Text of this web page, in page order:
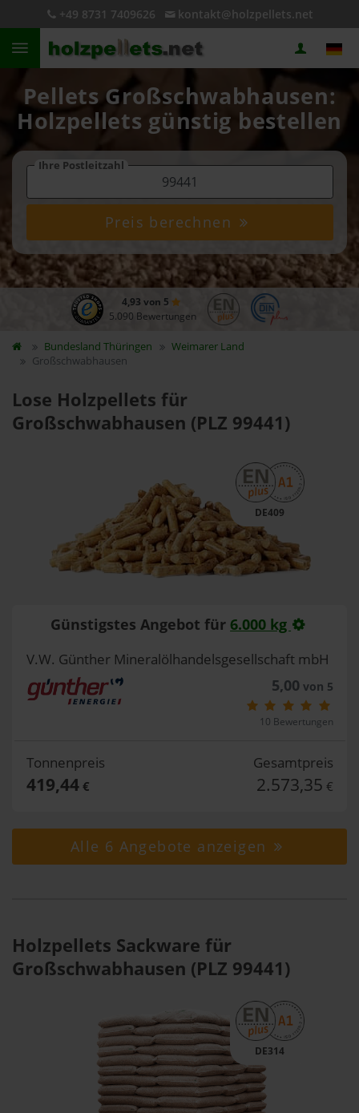
+49 8731 7409626 kontakt@holzpellets.net
Pellets Großschwabhausen:
Holzpellets günstig bestellen
Ihre Postleitzahl
Preis berechnen
4,93 von 5
5.090 Bewertungen
Bundesland Thüringen
Weimarer Land
Großschwabhausen
Lose Holzpellets für
Großschwabhausen (PLZ 99441)
DE409
Günstigstes Angebot für 6.000 kg
V.W. Günther Mineralölhandelsgesellschaft mbH
5,00 von 5
10 Bewertungen
Tonnenpreis
419,44€
Gesamtpreis
2.573,35 €
Alle 6 Angebote anzeigen
Holzpellets Sackware für
Großschwabhausen (PLZ 99441)
DE314